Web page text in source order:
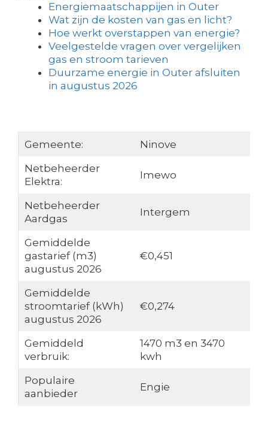
Energiemaatschappijen in Outer
Wat zijn de kosten van gas en licht?
Hoe werkt overstappen van energie?
Veelgestelde vragen over vergelijken
gas en stroom tarieven
Duurzame energie in Outer afsluiten
in augustus 2026
Gemeente:
Ninove
Netbeheerder
Elektra:
Imewo
Netbeheerder
Aardgas
Intergem
Gemiddelde
gastarief (m3)
augustus 2026
€0,451
Gemiddelde
stroomtarief (kWh)
augustus 2026
€0,274
Gemiddeld
verbruik:
1470 m3 en 3470
kwh
Populaire
aanbieder
Engie